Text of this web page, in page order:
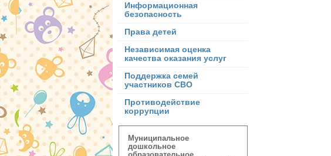
Информационная
безопасность
Права детей
Независимая оценка
качества оказания услуг
Поддержка семей
участников СВО
Противодействие
коррупции
Муниципальное
дошкольное